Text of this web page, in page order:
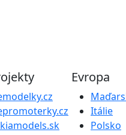
Evropa
Itálie
Polsko